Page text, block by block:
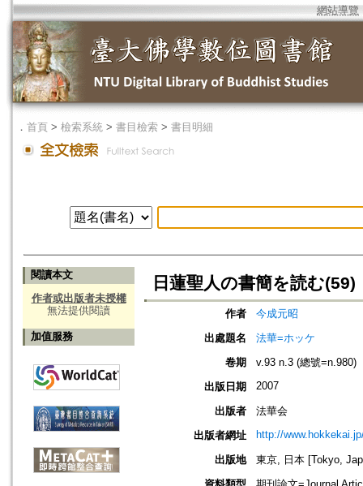
網站導覽
． 首頁 > 檢索系統 > 書目檢索 > 書目明細
閱讀本文
作者或出版者未授權
無法提供閱讀
加值服務
日蓮聖人の書簡を読む(59)
作者
今成元昭
出處題名
法華=ホッケ
卷期
v.93 n.3 (總號=n.980)
出版日期
2007
出版者
法華会
出版者網址
http://
出版地
東京, 日本 [Tokyo,